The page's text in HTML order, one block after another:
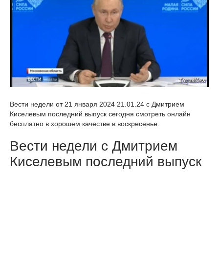
Вести недели от 21 января 2024 21.01.24 с Дмитрием
Киселевым последний выпуск сегодня смотреть онлайн
бесплатно в хорошем качестве в воскресенье.
Вести недели с Дмитрием
Киселевым последний выпуск